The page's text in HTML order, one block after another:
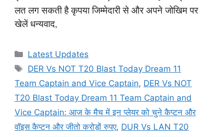
लत लग सकती है कृपया जिम्मेदारी से और अपने जोखिम पर
खेलें धन्यवाद,
Categories
Latest Updates
Tags
DER Vs NOT T20 Blast Today Dream 11
Team Captain and Vice Captain, DER Vs NOT
T20 Blast Today Dream 11 Team Captain and
Vice Captain: आज के मैच में इन प्लेयर को चुने कैप्टन और
वॉइस कैप्टन और जीतो करोड़ों रुपए, DUR Vs LAN T20